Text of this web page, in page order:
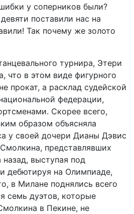
у соперников были?
поставили нас на
Так почему же золото
турнира, Этери
что в этом виде фигурного
прокат, а расклад судейской
федерации,
Скорее всего,
образом объясняла
у своей дочери Дианы Дэвис
представлявших
выступая под
дебютируя на Олимпиаде,
в Милане поднялись всего
семь дуэтов, которые
в Пекине, не